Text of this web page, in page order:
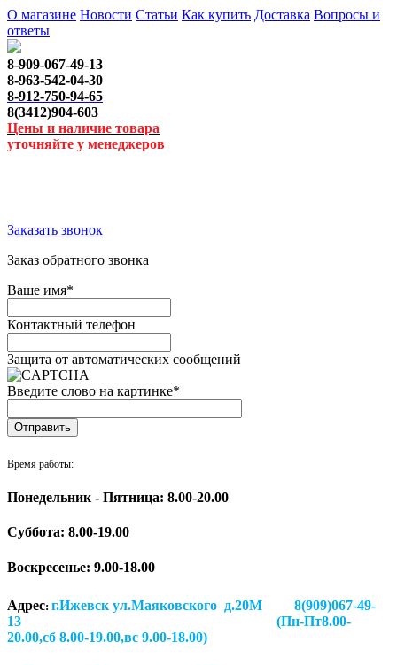
О магазине Новости Статьи Как купить Доставка Вопросы и
ответы
8-909-067-49-13
8-963-542-04-30
8-912-750-94-65
8(3412)904-603
Цены и наличие товара
уточняйте у менеджеров
Заказать звонок
Заказ обратного звонка
Ваше имя*
Контактный телефон
Защита от автоматических сообщений
Введите слово на картинке*
Время работы:
Понедельник - Пятница: 8.00-20.00
Суббота: 8.00-19.00
Воскресенье: 9.00-18.00
Адрес: г.Ижевск ул.Маяковского д.20М 8(909)067-49-
13 (Пн-Пт8.00-
20.00,сб 8.00-19.00,вс 9.00-18.00)